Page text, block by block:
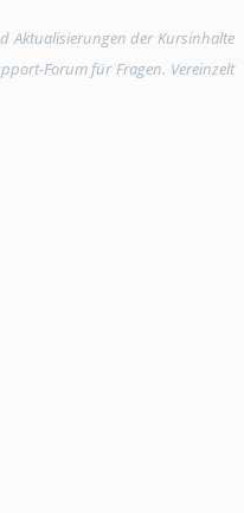
Aktualisierungen der Kursinhalte
Forum für Fragen. Vereinzelt